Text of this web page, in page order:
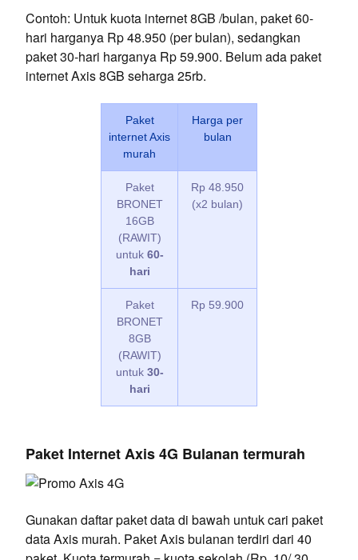
Contoh: Untuk kuota internet 8GB /bulan, paket 60-
hari harganya Rp 48.950 (per bulan), sedangkan
paket 30-hari harganya Rp 59.900. Belum ada paket
internet Axis 8GB seharga 25rb.
Paket
internet Axis
murah
Harga per
bulan
Paket
BRONET
16GB
(RAWIT)
untuk 60-
hari
Rp 48.950
(x2 bulan)
Paket
BRONET
8GB
(RAWIT)
untuk 30-
hari
Rp 59.900
Paket Internet Axis 4G Bulanan termurah
Gunakan daftar paket data di bawah untuk cari paket
data Axis murah. Paket Axis bulanan terdiri dari 40